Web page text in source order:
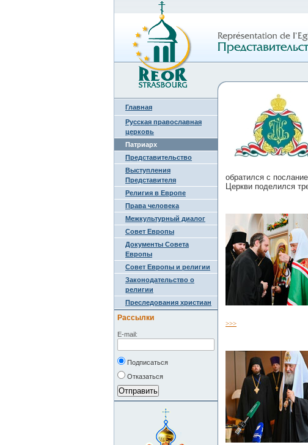
Главная
Русская православная
церковь
Патриарх
Представительство
Выступления
Представителя
Религия в Европе
Права человека
Межкультурный диалог
Совет Европы
Документы Совета
Европы
Совет Европы и религии
Законодательство о
религии
Преследования христиан
Рассылки
E-mail:
Подписаться
Отказаться
обратился с
Церкви поделился
>>>